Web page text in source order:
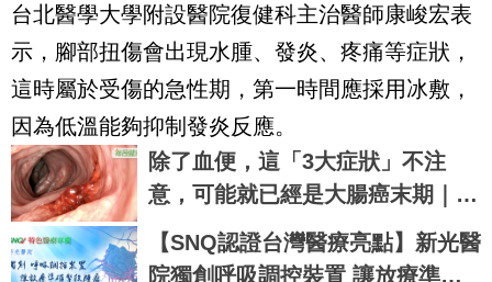
台北醫學大學附設醫院復健科主治醫師康峻宏表
示，腳部扭傷會出現水腫、發炎、疼痛等症狀，
這時屬於受傷的急性期，第一時間應採用冰敷，
因為低溫能夠抑制發炎反應。
除了血便，這「3大症狀」不注
意，可能就已經是大腸癌末期｜每
日健康 Health
【SNQ認證台灣醫療亮點】新光醫
院獨創呼吸調控裝置 讓放療準確